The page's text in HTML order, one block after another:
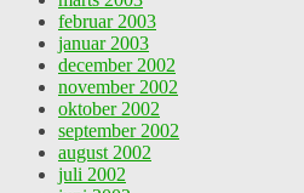
februar 2003
januar 2003
december 2002
november 2002
oktober 2002
september 2002
august 2002
juli 2002